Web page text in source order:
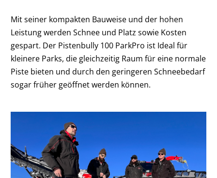
Mit seiner kompakten Bauweise und der hohen
Leistung werden Schnee und Platz sowie Kosten
gespart. Der Pistenbully 100 ParkPro ist Ideal für
kleinere Parks, die gleichzeitig Raum für eine normale
Piste bieten und durch den geringeren Schneebedarf
sogar früher geöffnet werden können.